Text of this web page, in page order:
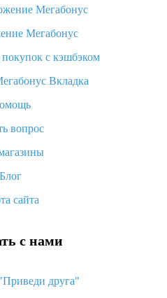
когда вернут деньги?
как их получить и
что это за метод доставки и
на Алиэкспресс
товар с Алиэкспресс
денег
Мегабонус
Мегабонус
с кэшбэком
Вкладка
вопрос
Блог
сайта
с нами
друга"